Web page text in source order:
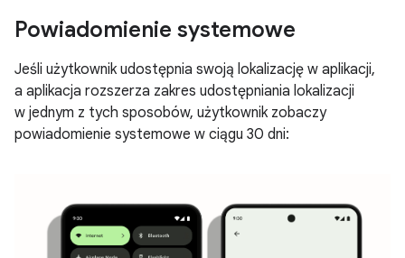
Powiadomienie systemowe
Jeśli użytkownik udostępnia swoją lokalizację w aplikacji,
a aplikacja rozszerza zakres udostępniania lokalizacji
w jednym z tych sposobów, użytkownik zobaczy
powiadomienie systemowe w ciągu 30 dni: